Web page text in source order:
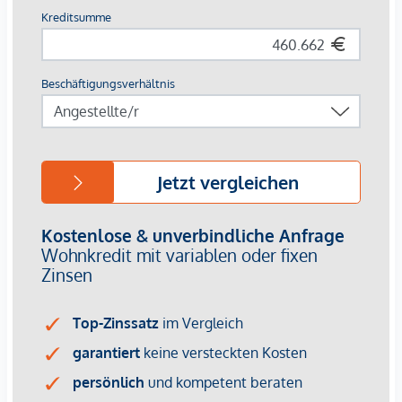
Zu erwartender Mietertrag
von ca. EUR 16,50 bis EUR 20,50 netto/m²
Provisionsfrei für den Käufer!
Fertigstellung:voraussichtlich Winter 2026
Vorsorgewohnung, die zu Vermietungszwecken erworben
Der angegebene Kaufpreis versteht sich daher zzgl.
Änderungen.
Wir weisen darauf hin, dass zwischen dem Vermittler und
wirtschaftliches Naheverhältnis besteht.
Der Vermittler ist als Doppelmakler tätig.